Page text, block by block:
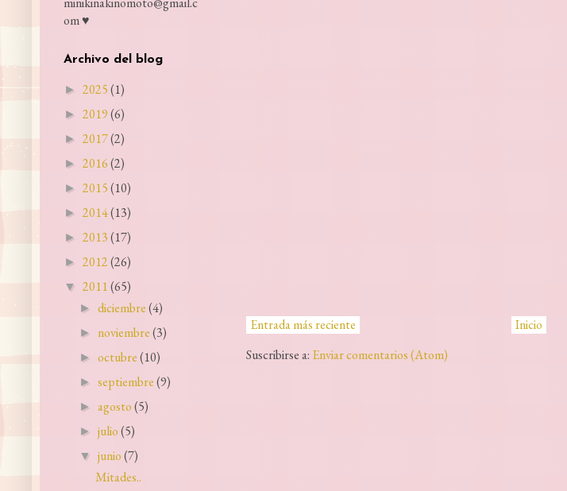
Entrada más reciente
Inicio
Suscribirse a: Enviar comentarios (Atom)
om ♥
Archivo del blog
► 2025(1)
► 2019(6)
► 2017(2)
► 2016(2)
► 2015(10)
► 2014(13)
► 2013(17)
► 2012(26)
▼ 2011(65)
►diciembre(4)
► noviembre(3)
►octubre(10)
►septiembre(9)
►agosto(5)
►julio(5)
▼ junio(7)
Mitades..